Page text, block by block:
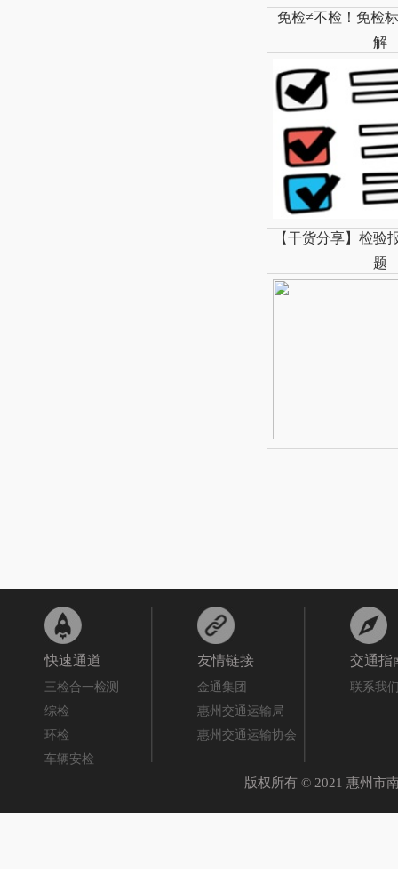
免检≠不检！免检
解
【干货分享】检验
题
快速通道
三检合一检测
综检
环检
车辆安检
友情链接
金通集团
惠州交通运输局
惠州交通运输协会
交通指
联系我
版权所有 © 2021 惠州市